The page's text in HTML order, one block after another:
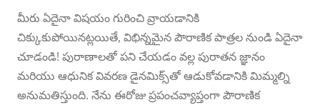
మీరు ఏదైనా విషయం గురించి వ్రాయడానికి
చిక్కుకుపోయినట్లయితే, విభిన్నమైన పౌరాణిక పాత్రల నుండి ఏదైనా
చూడండి! పురాణాలతో పని చేయడం వల్ల పురాతన జ్ఞానం
మరియు ఆధునిక వివరణ డైనమిక్స్‌తో ఆడుకోవడానికి మిమ్మల్ని
అనుమతిస్తుంది. నేను ఈరోజు ప్రపంచవ్యాప్తంగా పౌరాణిక